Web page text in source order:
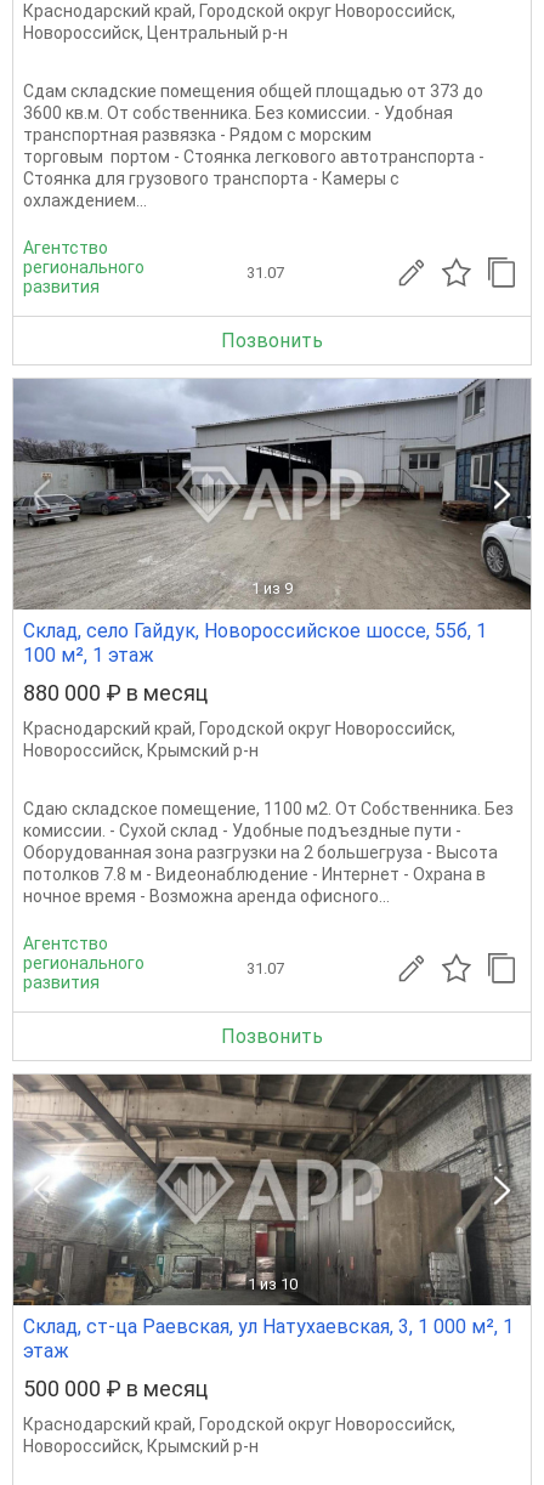
Краснодарский край, Городской округ Новороссийск,
Новороссийск, Центральный р-н
Сдам складские помещения общей площадью от 373 до
3600 кв.м. От собственника. Без комиссии. - Удобная
транспортная развязка - Рядом с морским
торговым портом - Стоянка легкового автотранспорта -
Стоянка для грузового транспорта - Камеры с
охлаждением...
Агентство
регионального
развития
31.07
Позвонить
1 из 9
Склад, село Гайдук, Новороссийское шоссе, 55б, 1
100 м², 1 этаж
880 000 ₽ в месяц
Краснодарский край, Городской округ Новороссийск,
Новороссийск, Крымский р-н
Сдаю складское помещение, 1100 м2. От Собственника. Без
комиссии. - Сухой склад - Удобные подъездные пути -
Оборудованная зона разгрузки на 2 большегруза - Высота
потолков 7.8 м - Видеонаблюдение - Интернет - Охрана в
ночное время - Возможна аренда офисного...
Агентство
регионального
развития
31.07
Позвонить
1 из 10
Склад, ст-ца Раевская, ул Натухаевская, 3, 1 000 м², 1
этаж
500 000 ₽ в месяц
Краснодарский край, Городской округ Новороссийск,
Новороссийск, Крымский р-н